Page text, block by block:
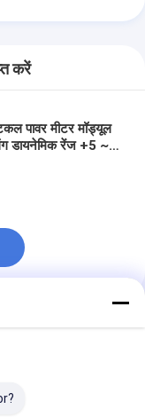
करें
पावर मीटर मॉड्यूल
डायनेमिक रेंज +5 ~